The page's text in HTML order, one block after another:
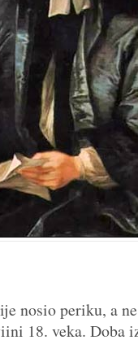
nosio periku, a
18. veka. Doba